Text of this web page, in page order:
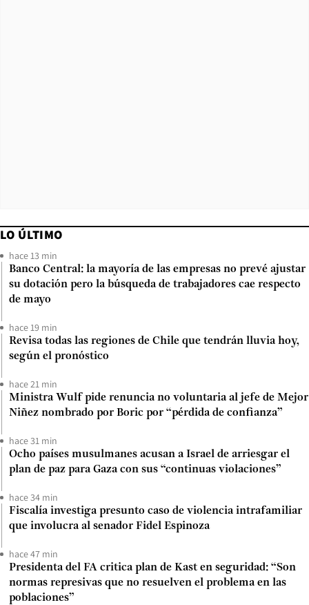
LO ÚLTIMO
hace 13 min
Banco Central: la mayoría de las empresas no prevé ajustar
su dotación pero la búsqueda de trabajadores cae respecto
de mayo
hace 19 min
Revisa todas las regiones de Chile que tendrán lluvia hoy,
según el pronóstico
hace 21 min
Ministra Wulf pide renuncia no voluntaria al jefe de Mejor
Niñez nombrado por Boric por “pérdida de confianza”
hace 31 min
Ocho países musulmanes acusan a Israel de arriesgar el
plan de paz para Gaza con sus “continuas violaciones”
hace 34 min
Fiscalía investiga presunto caso de violencia intrafamiliar
que involucra al senador Fidel Espinoza
hace 47 min
Presidenta del FA critica plan de Kast en seguridad: “Son
normas represivas que no resuelven el problema en las
poblaciones”